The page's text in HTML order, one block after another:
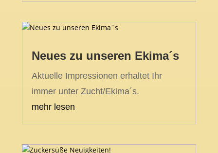
Neues zu unseren Ekima´s
Aktuelle Impressionen erhaltet Ihr
immer unter Zucht/Ekima´s.
mehr lesen